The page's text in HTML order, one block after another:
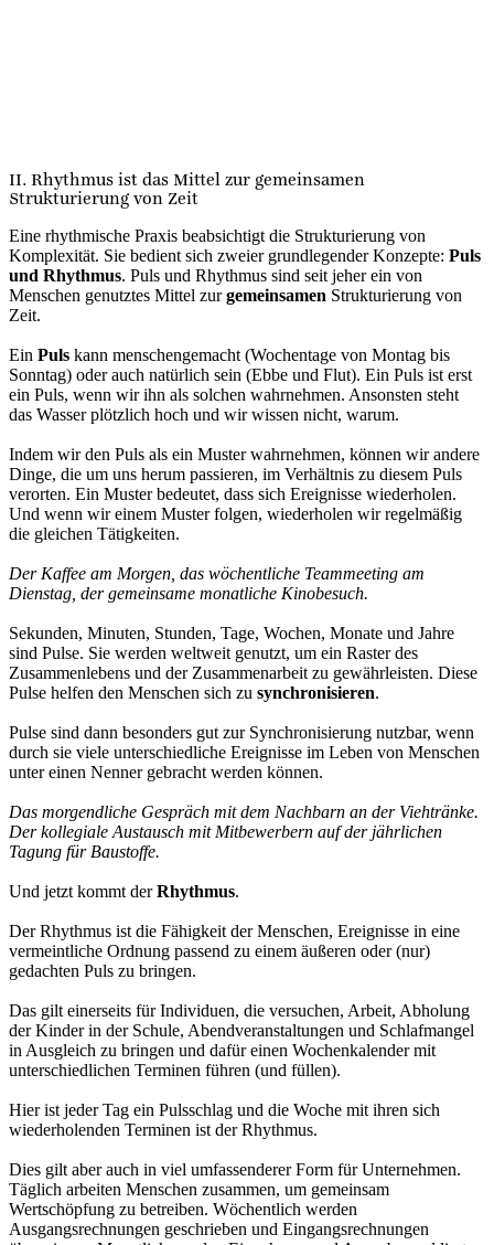
II. Rhythmus ist das Mittel zur gemeinsamen
Strukturierung von Zeit
Eine rhythmische Praxis beabsichtigt die Strukturierung von
Komplexität. Sie bedient sich zweier grundlegender Konzepte: Puls
und Rhythmus. Puls und Rhythmus sind seit jeher ein von
Menschen genutztes Mittel zurgemeinsamen Strukturierung von
Zeit.
Ein Puls kann menschengemacht (Wochentage von Montag bis
Sonntag) oder auch natürlich sein (Ebbe und Flut). Ein Puls ist erst
ein Puls, wenn wir ihn als solchen wahrnehmen. Ansonsten steht
das Wasser plötzlich hoch und wir wissen nicht, warum.
Indem wir den Puls als ein Muster wahrnehmen, können wir andere
Dinge, die um uns herum passieren, im Verhältnis zu diesem Puls
verorten. Ein Muster bedeutet, dass sich Ereignisse wiederholen.
Und wenn wir einem Muster folgen, wiederholen wir regelmäßig
die gleichen Tätigkeiten.
Der Kaffee am Morgen, das wöchentliche Teammeeting am
Dienstag, der gemeinsame monatliche Kinobesuch.
Sekunden, Minuten, Stunden, Tage, Wochen, Monate und Jahre
sind Pulse. Sie werden weltweit genutzt, um ein Raster des
Zusammenlebens und der Zusammenarbeit zu gewährleisten. Diese
Pulse helfen den Menschen sich zu synchronisieren.
Pulse sind dann besonders gut zur Synchronisierung nutzbar, wenn
durch sie viele unterschiedliche Ereignisse im Leben von Menschen
unter einen Nenner gebracht werden können.
Das morgendliche Gespräch mit dem Nachbarn an der Viehtränke.
Der kollegiale Austausch mit Mitbewerbern auf der jährlichen
Tagung für Baustoffe.
Und jetzt kommt derRhythmus.
Der Rhythmus ist die Fähigkeit der Menschen, Ereignisse in eine
vermeintliche Ordnung passend zu einem äußeren oder (nur)
gedachten Puls zu bringen.
Das gilt einerseits für Individuen, die versuchen, Arbeit, Abholung
der Kinder in der Schule, Abendveranstaltungen und Schlafmangel
in Ausgleich zu bringen und dafür einen Wochenkalender mit
unterschiedlichen Terminen führen (und füllen).
Hier ist jeder Tag ein Pulsschlag und die Woche mit ihren sich
wiederholenden Terminen ist der Rhythmus.
Dies gilt aber auch in viel umfassenderer Form für Unternehmen.
Täglich arbeiten Menschen zusammen, um gemeinsam
Wertschöpfung zu betreiben. Wöchentlich werden
Ausgangsrechnungen geschrieben und Eingangsrechnungen